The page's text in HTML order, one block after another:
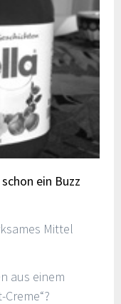
ein Buzz
Mittel
aus einem